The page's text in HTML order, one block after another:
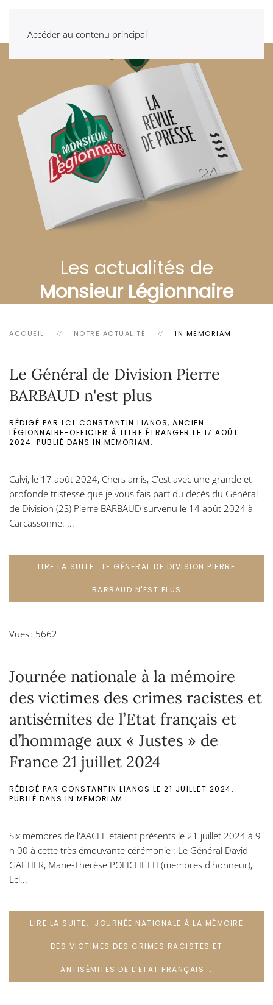
Accéder au contenu principal
Les actualités de
Monsieur Légionnaire
ACCUEIL NOTRE ACTUALITÉ IN MEMORIAM
Le Général de Division Pierre
BARBAUD n'est plus
RÉDIGÉ PAR LCL CONSTANTIN LIANOS, ANCIEN
LÉGIONNAIRE-OFFICIER À TITRE ÉTRANGER LE 17 AOÛT
2024. PUBLIÉ DANS IN MEMORIAM .
Calvi, le 17 août 2024, Chers amis, C'est avec une grande et
profonde tristesse que je vous fais part du décès du Général
de Division (2S) Pierre BARBAUD survenu le 14 août 2024 à
Carcassonne. ...
LIRE LA SUITE...LE GÉNÉRAL DE DIVISION PIERRE
BARBAUD N'EST PLUS
Vues : 5662
Journée nationale à la mémoire
des victimes des crimes racistes et
antisémites de l’Etat français et
d’hommage aux « Justes » de
France 21 juillet 2024
RÉDIGÉ PAR CONSTANTIN LIANOS LE 21 JUILLET 2024.
PUBLIÉ DANS IN MEMORIAM .
Six membres de l'AACLE étaient présents le 21 juillet 2024 à 9
h 00 à cette très émouvante cérémonie : Le Général David
GALTIER, Marie-Therèse POLICHETTI (membres d'honneur),
Lcl...
LIRE LA SUITE...JOURNÉE NATIONALE À LA MÉMOIRE
DES VICTIMES DES CRIMES RACISTES ET
ANTISÉMITES DE L’ETAT FRANÇAIS...